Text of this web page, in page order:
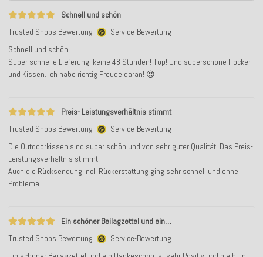
Schnell und schön
Trusted Shops Bewertung
Service-Bewertung
Schnell und schön!
Super schnelle Lieferung, keine 48 Stunden! Top! Und superschöne Hocker
und Kissen. Ich habe richtig Freude daran! 😍
Preis- Leistungsverhältnis stimmt
Trusted Shops Bewertung
Service-Bewertung
Die Outdoorkissen sind super schön und von sehr guter Qualität. Das Preis-
Leistungsverhältnis stimmt.
Auch die Rücksendung incl. Rückerstattung ging sehr schnell und ohne
Probleme.
Ein schöner Beilagzettel und ein…
Trusted Shops Bewertung
Service-Bewertung